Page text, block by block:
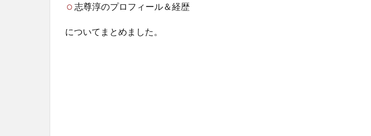
志尊淳のプロフィール＆経歴
についてまとめました。